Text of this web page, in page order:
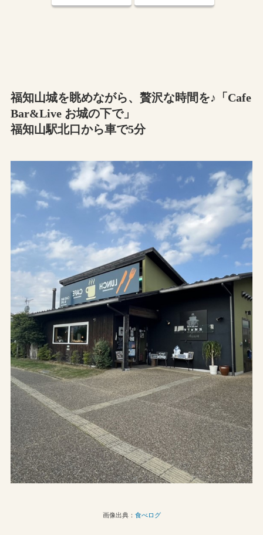
福知山城を眺めながら、贅沢な時間を♪「Cafe
Bar&Live お城の下で」
福知山駅北口から車で5分
画像出典： 食べログ